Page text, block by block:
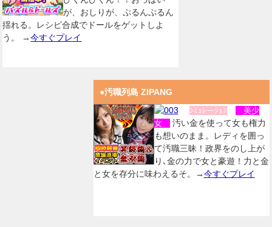
が、おしりが、ぷるんぷるん
揺れる。レシピ合成でドールをゲットしよ
う。 →今すぐプレイ
●汚職列島 ZIPANG
ｼﾐｭﾚーｼｮﾝ
美少
女
汚い金を使って女も権力
も想いのまま。レディを囲っ
て汚職三昧！政界をのし上が
り､金の力で女と豪遊！力と金
と女を存分に味わえるそ。→今すぐプレイ